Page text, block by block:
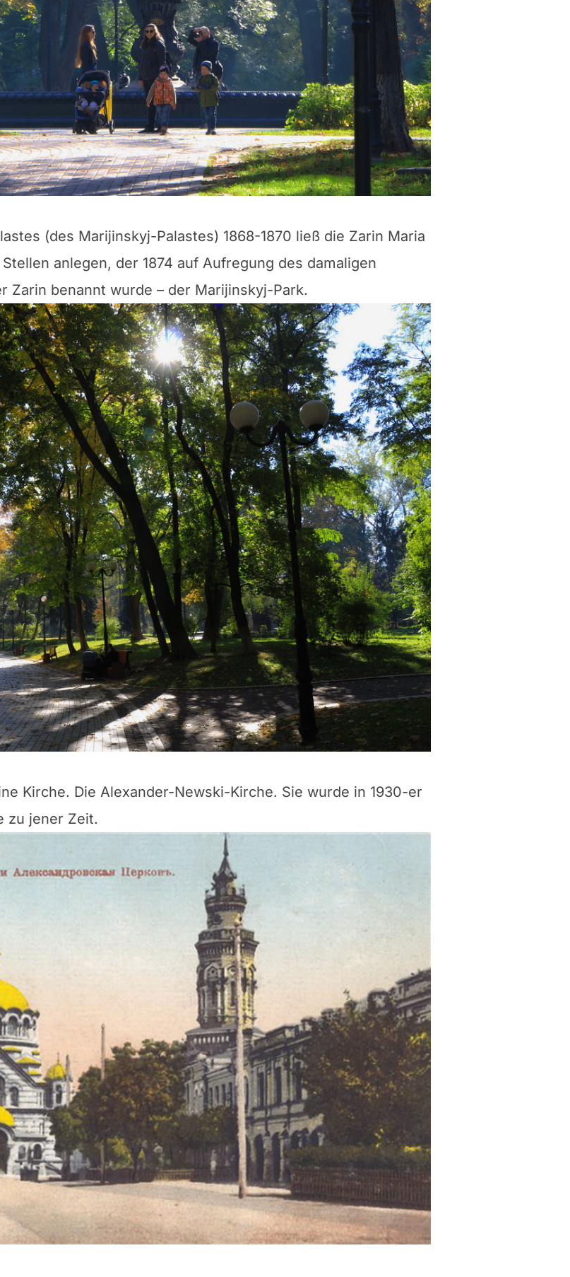
(des Marijinskyj-Palastes) 1868-1870 ließ die Zarin Maria
anlegen, der 1874 auf Aufregung des damaligen
Zarin benannt wurde – der Marijinskyj-Park.
Kirche. Die Alexander-Newski-Kirche. Sie wurde in 1930-er
zu jener Zeit.